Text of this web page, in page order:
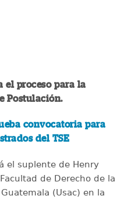
el proceso para la
Postulación.
convocatoria para
del TSE
el suplente de Henry
de Derecho de la
(Usac) en la